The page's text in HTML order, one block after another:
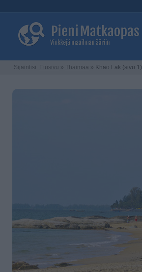
Sijaintisi: Etusivu » Thaimaa » Khao Lak (sivu 1)